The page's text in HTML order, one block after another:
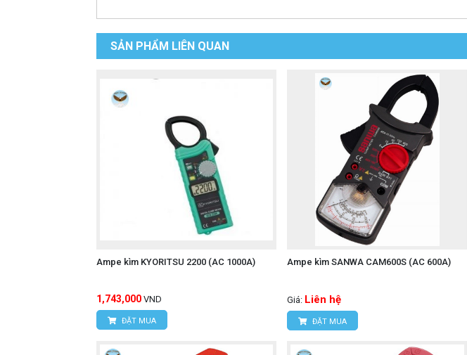
SẢN PHẨM LIÊN QUAN
Ampe kìm KYORITSU 2200 (AC 1000A)
1,743,000 VND
ĐẶT MUA
Ampe kìm SANWA CAM600S (AC 600A)
Giá: Liên hệ
ĐẶT MUA